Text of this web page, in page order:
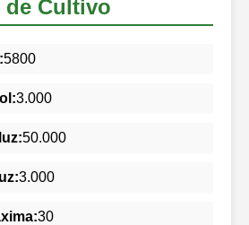
de Cultivo
5800
3.000
50.000
3.000
30